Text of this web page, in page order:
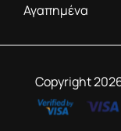
Αγαπημένα
Copyright